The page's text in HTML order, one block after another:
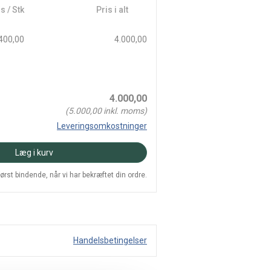
/ Stk Pris i alt
4.000,00
4.000,00
(5.000,00inkl. moms)
Leveringsomkostninger
Læg i kurv
bindende, når vi har bekræftet din ordre.
Handelsbetingelser